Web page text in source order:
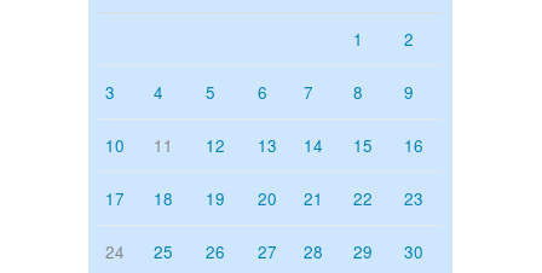
1 2
3 4 5 6 7 8 9
10 11 12 13 14 15 16
17 18 19 20 21 22 23
24 25 26 27 28 29 30